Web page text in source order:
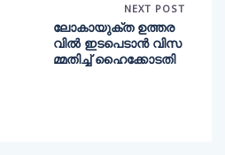
NEXT POST
ലോകായുക്ത ഉത്തര
വിൽ ഇടപെടാൻ വിസ
മ്മതിച്ച് ഹൈക്കോടതി